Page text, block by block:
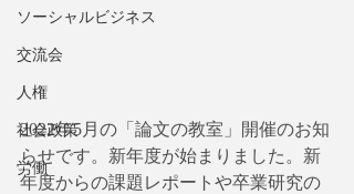
ソーシャルビジネス
交流会
人権
社会政策
労働
2022年5月の「論文の教室」開催のお知
らせです。新年度が始まりました。新
年度からの課題レポートや卒業研究の